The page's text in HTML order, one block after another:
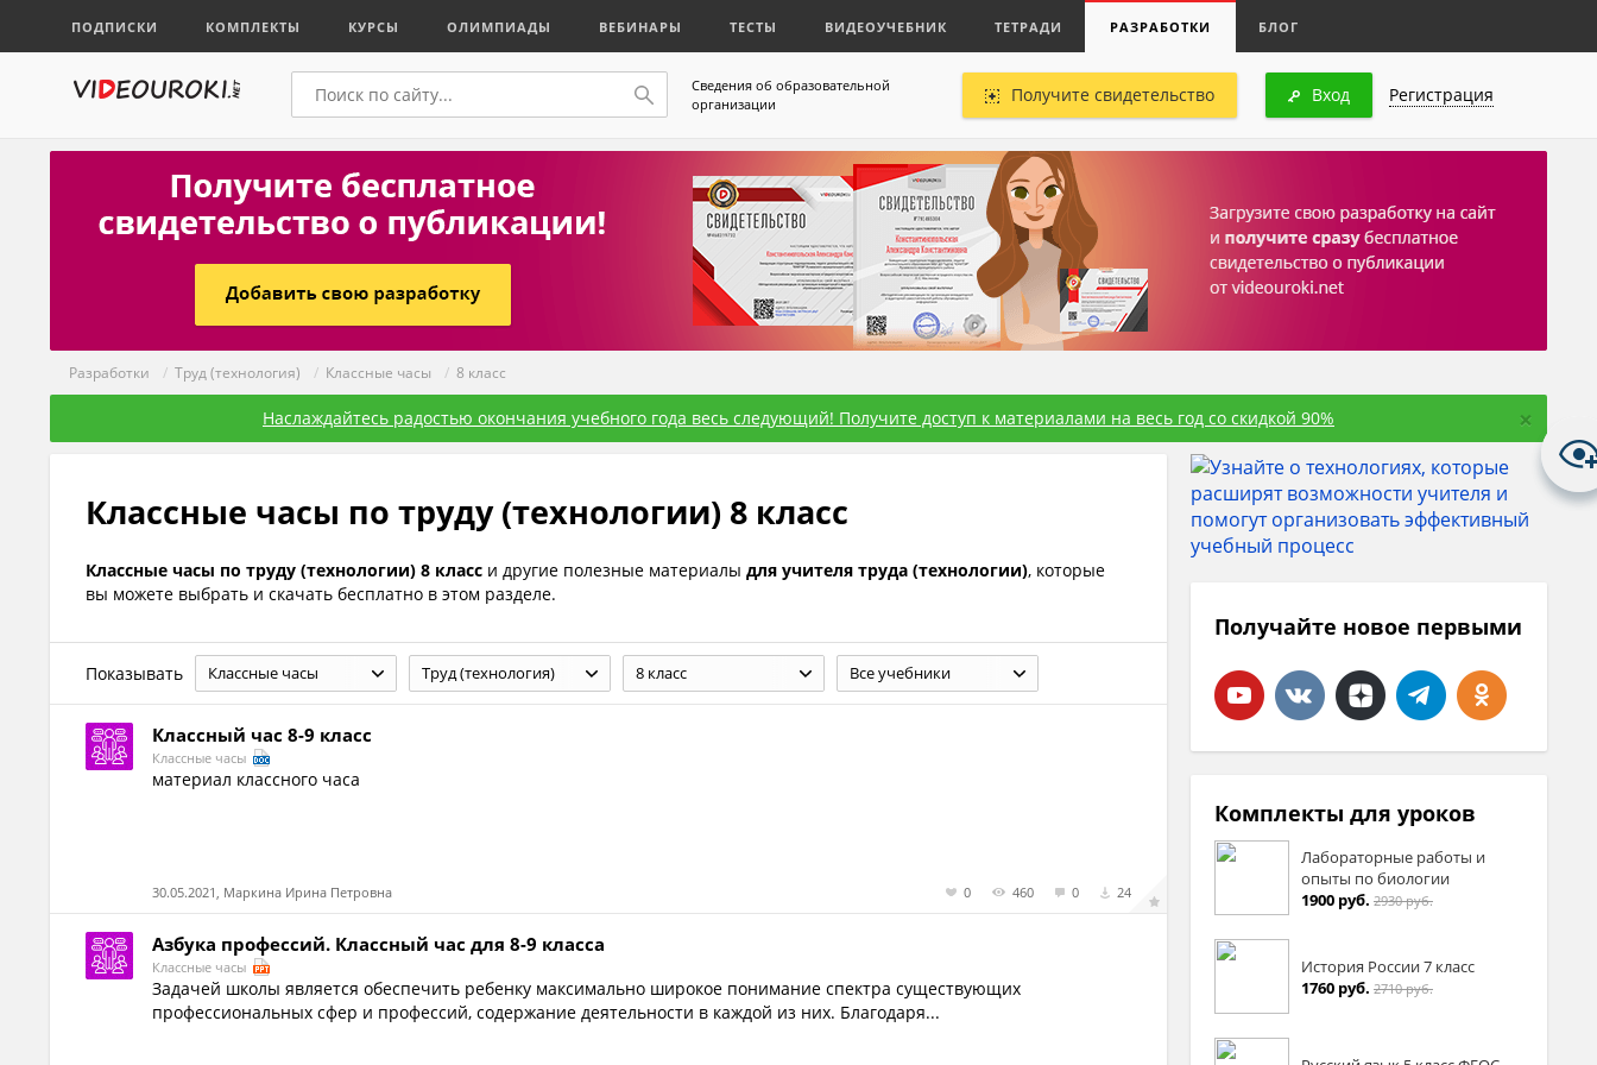
ПОДПИСКИ КОМПЛЕКТЫ КУРСЫ ОЛИМПИАДЫ ВЕБИНАРЫ ТЕСТЫ ВИДЕОУЧЕБНИК ТЕТРАДИ РАЗРАБОТКИ БЛОГ
Сведения об образовательной
организации
Получите свидетельство Вход Регистрация
Разработки / Труд (технология) / Классные часы / 8 класс
Наслаждайтесь радостью окончания учебного года весь следующий! Получите доступ к материалами на весь год со скидкой 90% ×
Классные часы по труду (технологии) 8 класс
Классные часы по труду (технологии) 8 класс и другие полезные материалы для учителя труда (технологии), которые
вы можете выбрать и скачать бесплатно в этом разделе.
Показывать Классные часы Труд (технология) 8 класс Все учебники
Классный час 8-9 класс
Классные часы
материал классного часа
30.05.2021, Маркина Ирина Петровна 0 460 0 24
Азбука профессий. Классный час для 8-9 класса
Классные часы
Задачей школы является обеспечить ребенку максимально широкое понимание спектра существующих
профессиональных сфер и профессий, содержание деятельности в каждой из них. Благодаря...
Получайте новое первыми
Комплекты для уроков
Лабораторные работы и
опыты по биологии
1900 руб. 2930 руб.
История России 7 класс
1760 руб. 2710 руб.